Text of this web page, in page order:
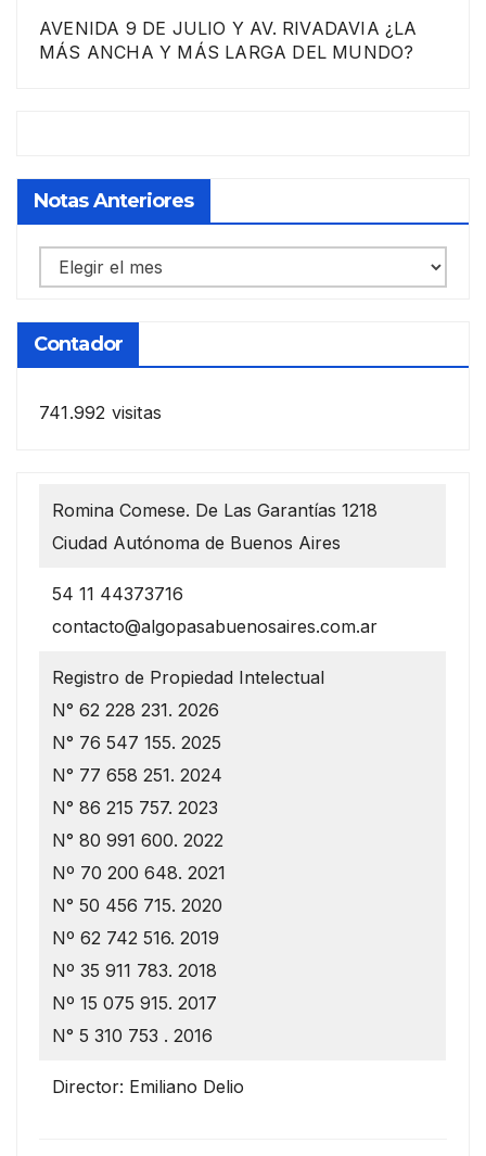
AVENIDA 9 DE JULIO Y AV. RIVADAVIA ¿LA
MÁS ANCHA Y MÁS LARGA DEL MUNDO?
Notas Anteriores
Notas
anteriores
Contador
741.992 visitas
Romina Comese. De Las Garantías 1218
Ciudad Autónoma de Buenos Aires
54 11 44373716
contacto@algopasabuenosaires.com.ar
Registro de Propiedad Intelectual
N° 62 228 231. 2026
N° 76 547 155. 2025
N° 77 658 251. 2024
N° 86 215 757. 2023
N° 80 991 600. 2022
Nº 70 200 648. 2021
N° 50 456 715. 2020
Nº 62 742 516. 2019
Nº 35 911 783. 2018
Nº 15 075 915. 2017
N° 5 310 753 . 2016
Director: Emiliano Delio